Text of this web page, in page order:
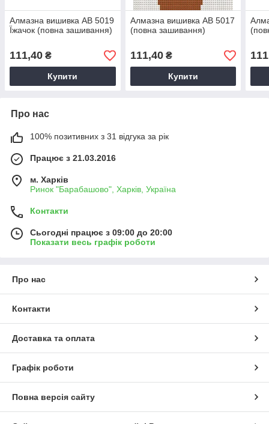
Алмазна вишивка АВ 5019
Їжачок (повна зашивання)
111,40 ₴
Купити
Алмазна вишивка АВ 5017
(повна зашивання)
111,40₴
Купити
Про нас
100% позитивних з 31 відгука за рік
Працює з 21.03.2016
м. Харків
Ринок "Барабашово", Харків, Україна
Контакти
Сьогодні працює з 09:00 до 20:00
Показати весь графік роботи
Про нас
Контакти
Доставка та оплата
Графік роботи
Повна версія сайту